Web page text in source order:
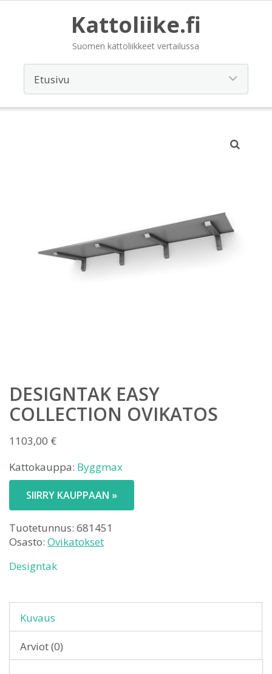
Kattoliike.fi
Suomen kattoliikkeet vertailussa
DESIGNTAK EASY
COLLECTION OVIKATOS
1103,00 €
Kattokauppa: Byggmax
SIIRRY KAUPPAAN »
Tuotetunnus: 681451
Osasto: Ovikatokset
Designtak
Kuvaus
Arviot (0)